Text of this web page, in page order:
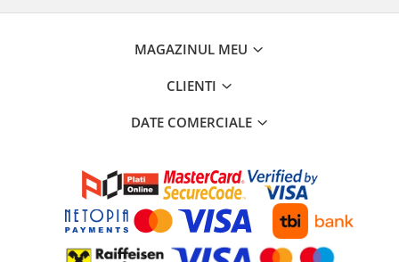
MAGAZINUL MEU
CLIENTI
DATE COMERCIALE